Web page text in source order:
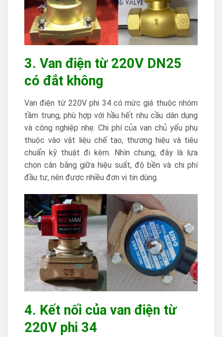
3. Van điện từ 220V DN25
có đắt không
Van điện từ 220V phi 34 có mức giá thuộc nhóm
tầm trung, phù hợp với hầu hết nhu cầu dân dụng
và công nghiệp nhẹ. Chi phí của van chủ yếu phụ
thuộc vào vật liệu chế tạo, thương hiệu và tiêu
chuẩn kỹ thuật đi kèm. Nhìn chung, đây là lựa
chọn cân bằng giữa hiệu suất, độ bền và chi phí
đầu tư, nên được nhiều đơn vị tin dùng.
4. Kết nối của van điện từ
220V phi 34